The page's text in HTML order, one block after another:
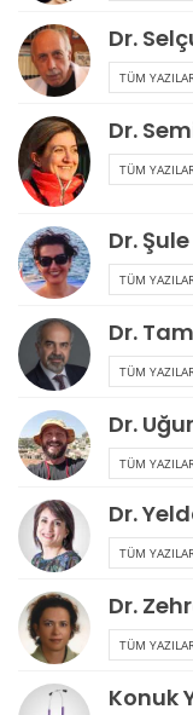
Dr.
TÜM
Dr.
TÜM
Dr.
TÜM
Dr.
TÜM
Dr.
TÜM
Dr.
TÜM
Dr.
TÜM
Konuk